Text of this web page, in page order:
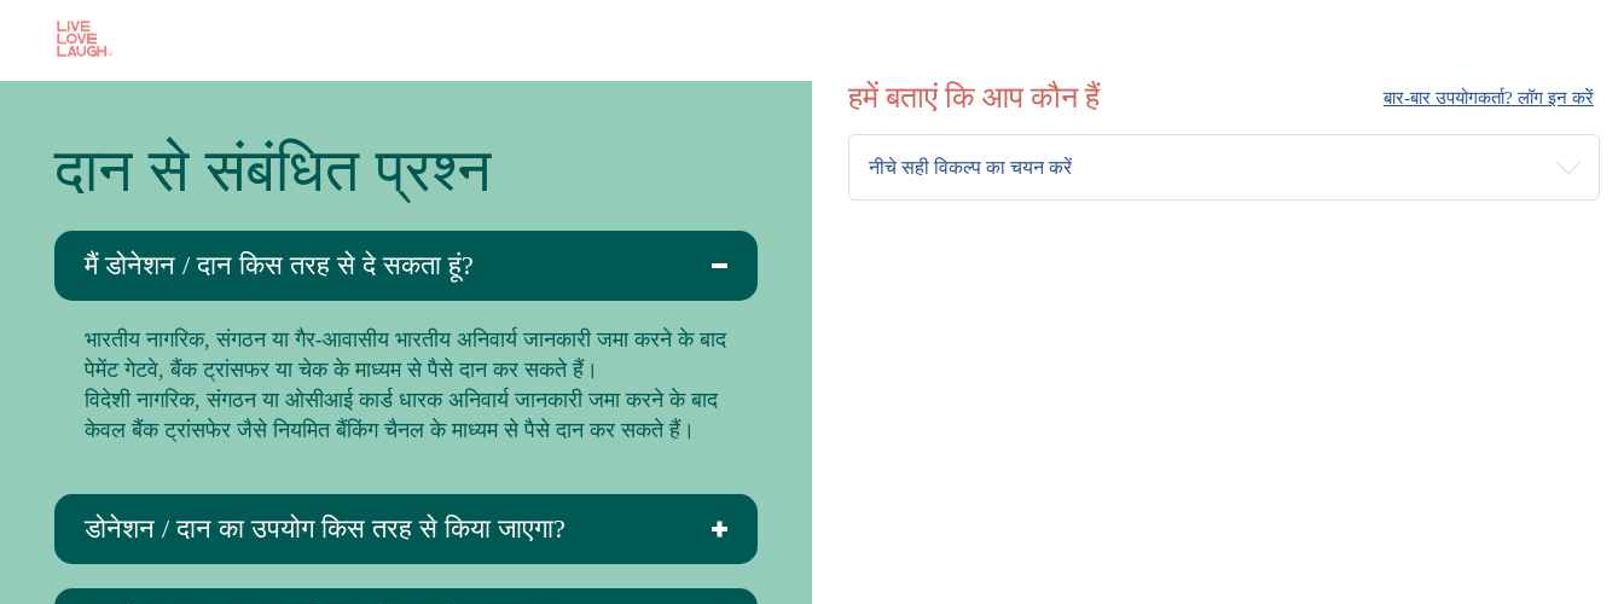
दान से संबंधित प्रश्न
मैं डोनेशन / दान किस तरह से दे सकता हूं?
भारतीय नागरिक, संगठन या गैर-आवासीय भारतीय अनिवार्य जानकारी जमा करने के बाद
पेमेंट गेटवे, बैंक ट्रांसफर या चेक के माध्यम से पैसे दान कर सकते हैं।
विदेशी नागरिक, संगठन या ओसीआई कार्ड धारक अनिवार्य जानकारी जमा करने के बाद
केवल बैंक ट्रांसफेर जैसे नियमित बैंकिंग चैनल के माध्यम से पैसे दान कर सकते हैं।
डोनेशन / दान का उपयोग किस तरह से किया जाएगा?
हमें बताएं कि आप कौन हैं बार-बार उपयोगकर्ता? लॉग इन करें